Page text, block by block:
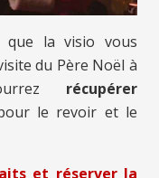
que la visio vous
du Père Noël à
récupérer
le revoir et le
et réserver la